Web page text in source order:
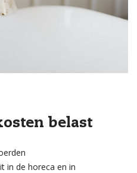
belast
in de horeca en in